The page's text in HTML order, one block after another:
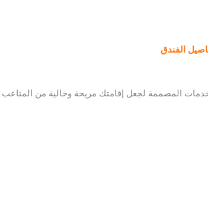
الفندق
المصممة لجعل إقامتك مريحة وخالية من المتاعب: